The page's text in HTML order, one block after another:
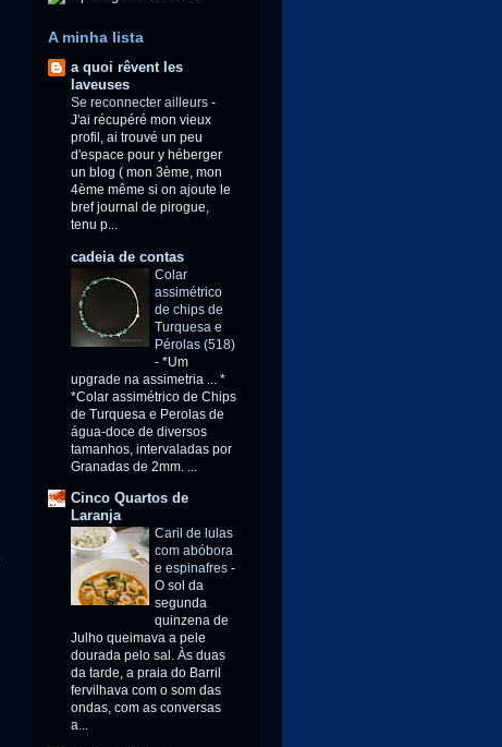
A minha lista
a quoi rêvent les
laveuses
Se reconnecter ailleurs -
J'ai récupéré mon vieux
profil, ai trouvé un peu
d'espace pour y héberger
un blog ( mon 3ème, mon
4ème même si on ajoute le
bref journal de pirogue,
tenu p...
cadeia de contas
Colar
assimétrico
de chips de
Turquesa e
Pérolas (518)
- *Um
upgrade na assimetria ... *
*Colar assimétrico de Chips
de Turquesa e Perolas de
água-doce de diversos
tamanhos, intervaladas por
Granadas de 2mm. ...
Cinco Quartos de
Laranja
Caril de lulas
com abóbora
e espinafres -
O sol da
segunda
quinzena de
Julho queimava a pele
dourada pelo sal. Às duas
da tarde, a praia do Barril
fervilhava com o som das
ondas, com as conversas
a...